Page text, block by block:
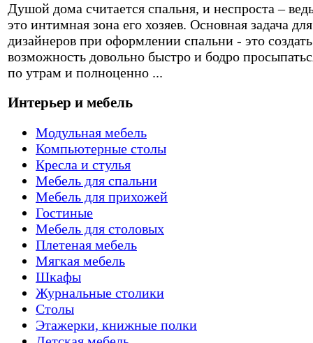
Душой дома считается спальня, и неспроста –
это интимная зона его хозяев. Основная задача для
дизайнеров при оформлении спальни - это создать
возможность довольно быстро и бодро
по утрам и полноценно ...
Интерьер и мебель
Модульная мебель
Компьютерные столы
Кресла и стулья
Мебель для спальни
Мебель для прихожей
Гостиные
Мебель для столовых
Плетеная мебель
Мягкая мебель
Шкафы
Журнальные столики
Столы
Этажерки, книжные полки